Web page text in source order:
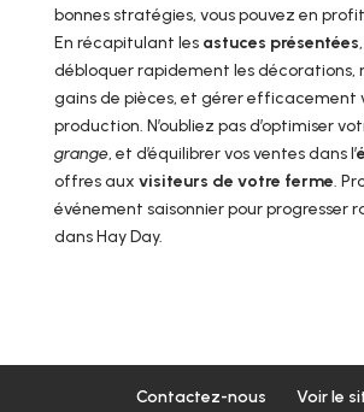
bonnes stratégies, vous pouvez en
En récapitulant les astuces présentées
débloquer rapidement les décorations,
gains de pièces, et gérer efficacement
production. N’oubliez pas d’optimiser
grange, et d’équilibrer vos ventes dans l’
offres aux visiteurs de votre ferme.
événement saisonnier pour progresser
dans Hay Day.
Contactez-nous Voir le